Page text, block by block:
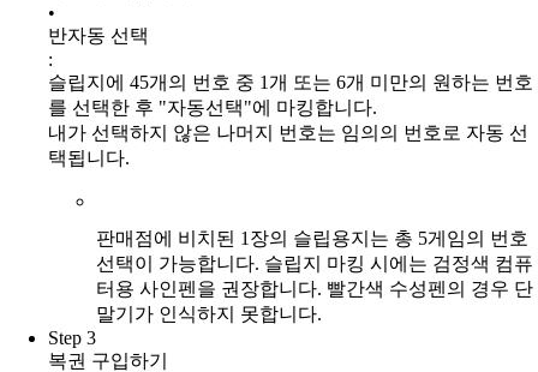
•
반자동 선택
:
슬립지에 45개의 번호 중 1개 또는 6개 미만의 원하는 번호
를 선택한 후 "자동선택"에 마킹합니다.
내가 선택하지 않은 나머지 번호는 임의의 번호로 자동 선
택됩니다.
판매점에 비치된 1장의 슬립용지는 총 5게임의 번호
선택이 가능합니다. 슬립지 마킹 시에는 검정색 컴퓨
터용 사인펜을 권장합니다. 빨간색 수성펜의 경우 단
말기가 인식하지 못합니다.
Step 3
복권 구입하기